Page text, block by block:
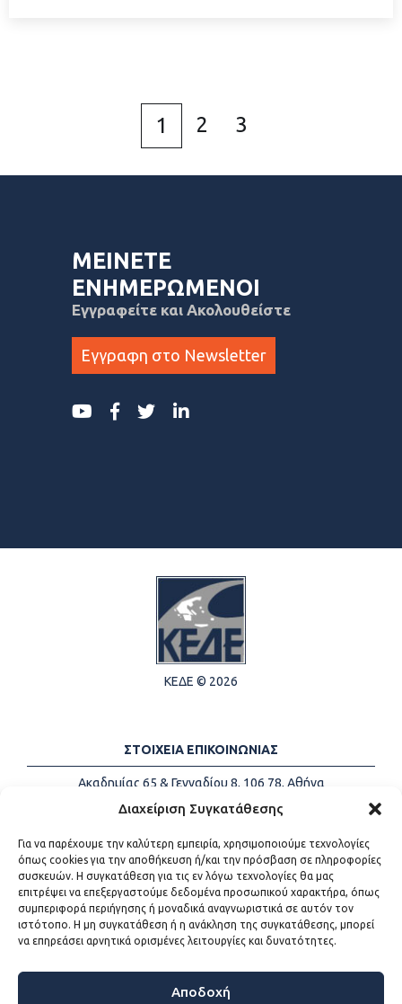
Διαχείριση Συγκατάθεσης
Για να παρέχουμε την καλύτερη εμπειρία, χρησιμοποιούμε τεχνολογίες
όπως cookies για την αποθήκευση ή/και την πρόσβαση σε πληροφορίες
συσκευών. Η συγκατάθεση για τις εν λόγω τεχνολογίες θα μας
επιτρέψει να επεξεργαστούμε δεδομένα προσωπικού χαρακτήρα, όπως
συμπεριφορά περιήγησης ή μοναδικά αναγνωριστικά σε αυτόν τον
ιστότοπο. Η μη συγκατάθεση ή η ανάκληση της συγκατάθεσης, μπορεί
να επηρεάσει αρνητικά ορισμένες λειτουργίες και δυνατότητες.
Αποδοχή
1 2 3
ΜΕΙΝΕΤΕ
ΕΝΗΜΕΡΩΜΕΝΟΙ
Εγγραφείτε και Ακολουθείστε
Εγγραφη στο Newsletter
ΚΕΔΕ © 2026
ΣΤΟΙΧΕΙΑ ΕΠΙΚΟΙΝΩΝΙΑΣ
Ακαδημίας 65 & Γενναδίου 8, 106 78, Αθήνα
Τηλέφωνα:
+30 213-2147500
Email:
info@kede.gr
ΧΡΗΣΙΜΟΙ ΣΥΝΔΕΣΜΟΙ
Η ΚΕΔΕ
Sitemap
Προσβασιμότητα